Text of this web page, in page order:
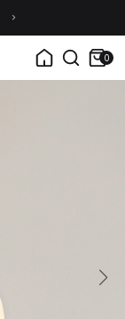
0